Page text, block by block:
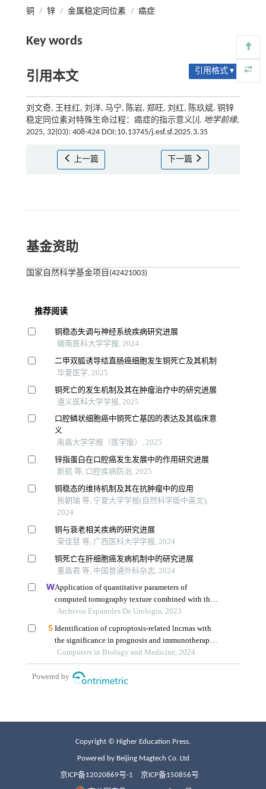
铜 / 锌 / 金属稳定同位素 / 癌症
Key words
引用本文 引用格式 ▾
刘文奇, 王柱红, 刘洋, 马宁, 陈岩, 郑旺, 刘红, 陈玖斌. 铜锌
稳定同位素对特殊生命过程：癌症的指示意义[J]. 地学前缘,
2025, 32(03): 408-424 DOI:10.13745/j.esf.sf.2025.3.35
上一篇 下一篇
基金资助
国家自然科学基金项目(42421003)
Copyright © Higher Education Press.
Powered by Beijing Magtech Co. Ltd
京ICP备12020869号-1 京ICP备150856号